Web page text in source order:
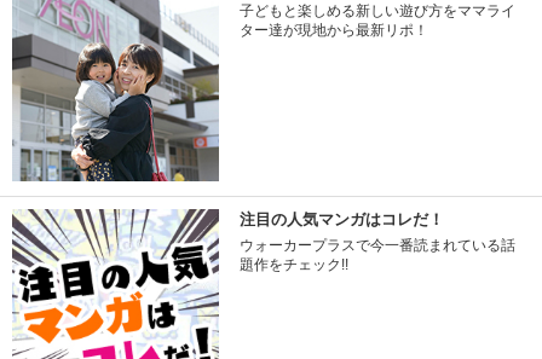
子どもと楽しめる新しい遊び方をママライ
ター達が現地から最新リポ！
注目の人気マンガはコレだ！
ウォーカープラスで今一番読まれている話
題作をチェック!!